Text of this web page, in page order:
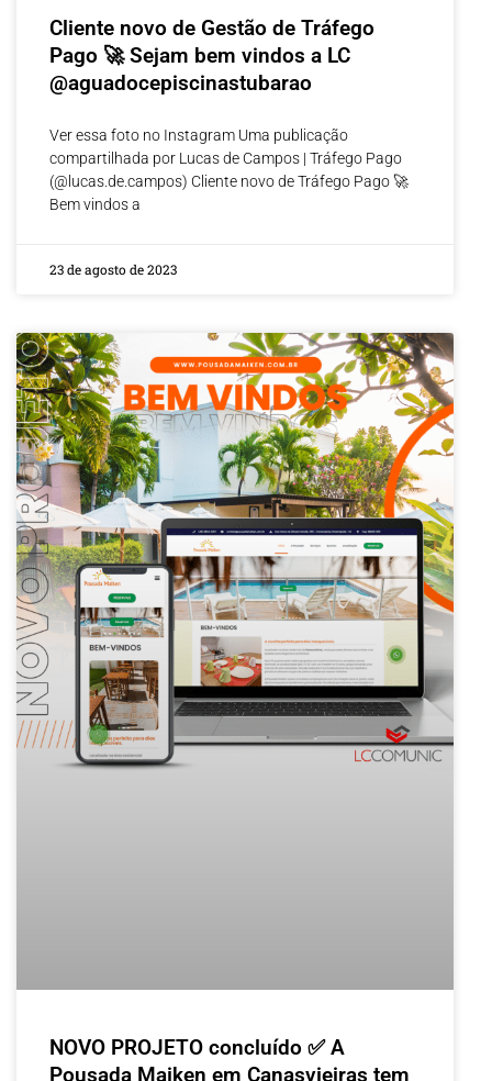
Cliente novo de Gestão de Tráfego
Pago 🚀 Sejam bem vindos a LC
@aguadocepiscinastubarao
Ver essa foto no Instagram Uma publicação
compartilhada por Lucas de Campos | Tráfego Pago
(@lucas.de.campos) Cliente novo de Tráfego Pago 🚀
Bem vindos a
23 de agosto de 2023
NOVO PROJETO concluído ✅ A
Pousada Maiken em Canasvieiras tem